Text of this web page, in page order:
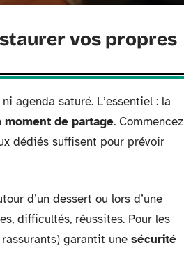
vos propres
agenda saturé. L’essentiel : la
moment de partage. Commencez
dédiés suffisent pour prévoir
d’un dessert ou lors d’une
difficultés, réussites. Pour les
garantit une sécurité